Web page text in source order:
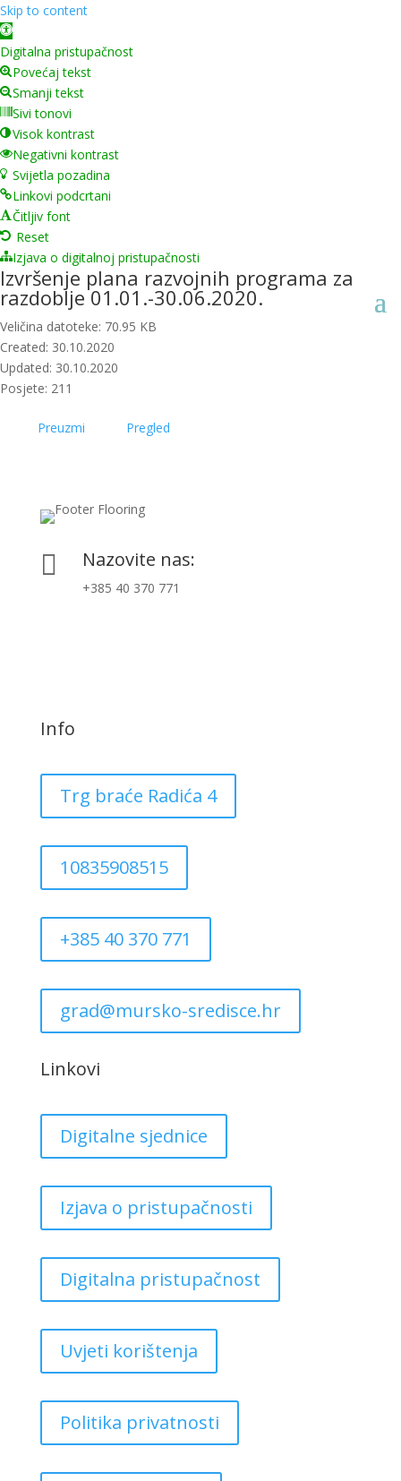
Skip to content
Open toolbar
Digitalna pristupačnost
Povećaj tekst
Smanji tekst
Sivi tonovi
Visok kontrast
Negativni kontrast
Svijetla pozadina
Linkovi podcrtani
Čitljiv font
Reset
Izjava o digitalnoj pristupačnosti
Izvršenje plana razvojnih programa za
razdoblje 01.01.-30.06.2020.
Veličina datoteke: 70.95 KB
Created: 30.10.2020
Updated: 30.10.2020
Posjete: 211
Preuzmi Pregled
 Nazovite nas:
+385 40 370 771
Info
Trg braće Radića 4
10835908515
+385 40 370 771
grad@mursko-sredisce.hr
Linkovi
Digitalne sjednice
Izjava o pristupačnosti
Digitalna pristupačnost
Uvjeti korištenja
Politika privatnosti